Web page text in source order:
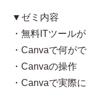
▼ゼミ内容
・無料ITツール
・Canvaで何が
・Canvaの操作
・Canvaで実際